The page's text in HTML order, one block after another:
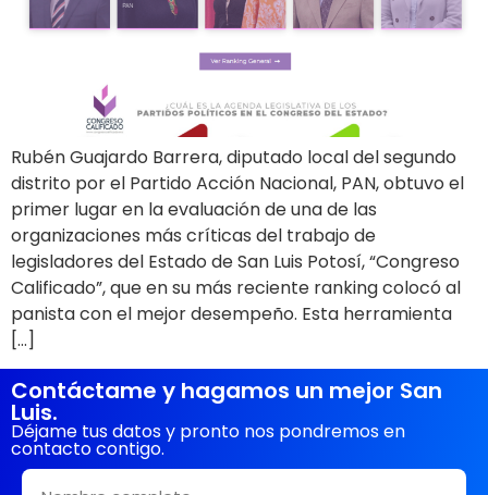
Rubén Guajardo Barrera, diputado local del segundo
distrito por el Partido Acción Nacional, PAN, obtuvo el
primer lugar en la evaluación de una de las
organizaciones más críticas del trabajo de
legisladores del Estado de San Luis Potosí, “Congreso
Calificado”, que en su más reciente ranking colocó al
panista con el mejor desempeño. Esta herramienta
[…]
Contáctame y hagamos un mejor San
Luis.
Déjame tus datos y pronto nos pondremos en
contacto contigo.